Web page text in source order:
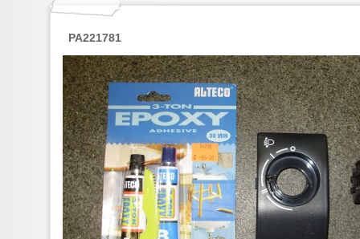
PA221781